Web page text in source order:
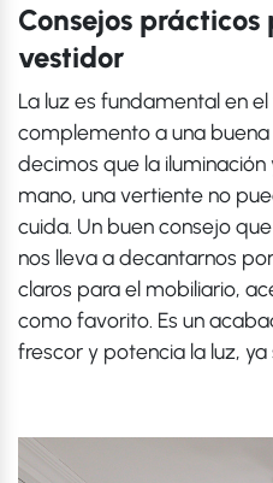
Consejos
vestidor
La luz es fundamental en
complemento a una
decimos que la
mano, una vertiente no
cuida. Un buen consejo
nos lleva a decantarnos
claros para el mobiliario,
como favorito. Es un
frescor y potencia la luz, ya